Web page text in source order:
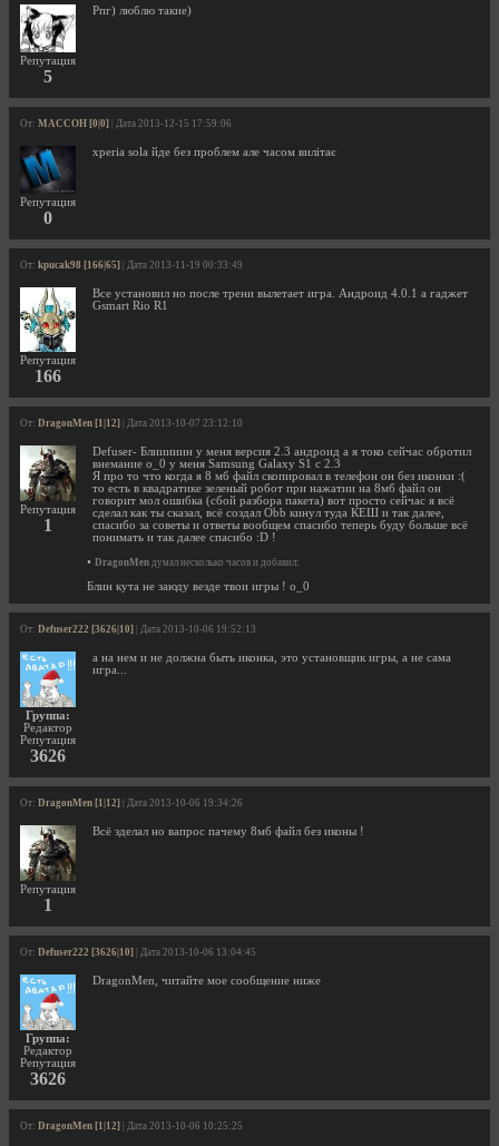
Репутация
5
Рпг) люблю такие)
От: MACCOH [0|0] | Дата 2013-12-15 17:59:06
Репутация
0
xperia sola йде без проблем але часом вилітає
От: kpucak98 [166|65] | Дата 2013-11-19 00:33:49
Репутация
166
Все установил но после трени вылетает игра. Андроид 4.0.1 а гаджет
Gsmart Rio R1
От: DragonMen [1|12] | Дата 2013-10-07 23:12:10
Репутация
1
Defuser- Блииииин у меня версия 2.3 андроид а я токо сейчас обротил
внемание o_0 у меня Samsung Galaxy S1 c 2.3
Я про то что когда я 8 мб файл скопировал в телефон он без иконки :(
то есть в квадратике зеленый робот при нажатии на 8мб файл он
говорит мол ошибка (сбой разбора пакета) вот просто сейчас я всё
сделал как ты сказал, всё создал Obb кинул туда КЕШ и так далее,
спасибо за советы и ответы вообщем спасибо теперь буду больше всё
понимать и так далее спасибо :D !
• DragonMen думал несколько часов и добавил:
Блин кута не заюду везде твои игры ! o_0
От: Defuser222 [3626|10] | Дата 2013-10-06 19:52:13
Группа:
Редактор
Репутация
3626
а на нем и не должна быть иконка, это установщик игры, а не сама
игра...
От: DragonMen [1|12] | Дата 2013-10-06 19:34:26
Репутация
1
Всё зделал но вапрос пачему 8мб файл без иконы !
От: Defuser222 [3626|10] | Дата 2013-10-06 13:04:45
Группа:
Редактор
Репутация
3626
DragonMen, читайте мое сообщение ниже
От: DragonMen [1|12] | Дата 2013-10-06 10:25:25